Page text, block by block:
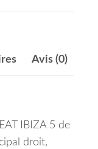
Avis (0)
IBIZA 5 de
droit,